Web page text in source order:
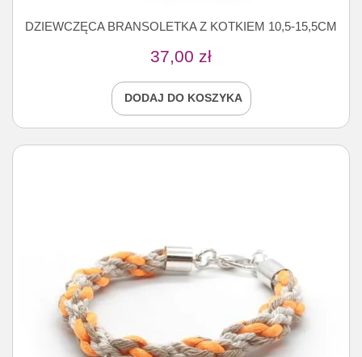
DZIEWCZĘCA BRANSOLETKA Z KOTKIEM 10,5-15,5CM
37,00 zł
DODAJ DO KOSZYKA